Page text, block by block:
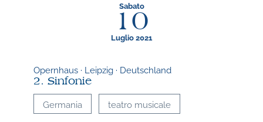
Sabato
10
Luglio 2021
Opernhaus · Leipzig · Deutschland
2. Sinfonie
Germania teatro musicale